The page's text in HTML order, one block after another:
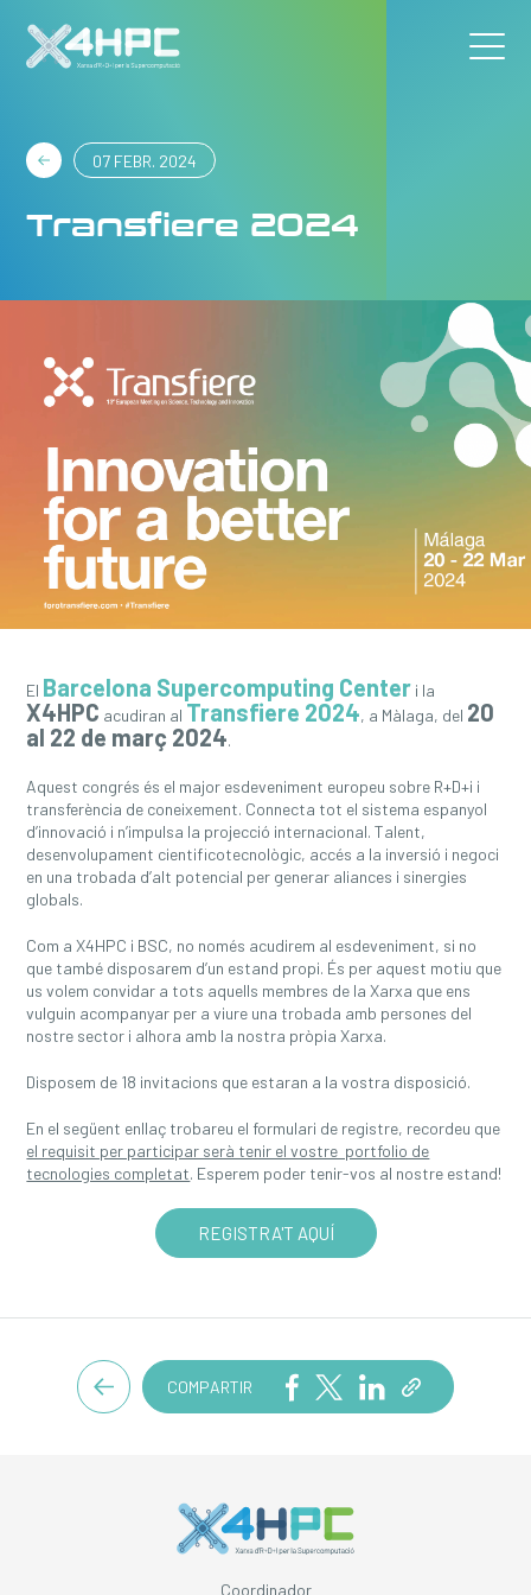
07 FEBR. 2024
Transfiere 2024
El Barcelona Supercomputing Center i la
X4HPC acudiran al Transfiere 2024, a Màlaga, del 20
al 22 de març 2024.
Aquest congrés és el major esdeveniment europeu sobre R+D+i i
transferència de coneixement. Connecta tot el sistema espanyol
d’innovació i n’impulsa la projecció internacional. Talent,
desenvolupament cientificotecnològic, accés a la inversió i negoci
en una trobada d’alt potencial per generar aliances i sinergies
globals.
Com a X4HPC i BSC, no només acudirem al esdeveniment, si no
que també disposarem d’un estand propi. És per aquest motiu que
us volem convidar a tots aquells membres de la Xarxa que ens
vulguin acompanyar per a viure una trobada amb persones del
nostre sector i alhora amb la nostra pròpia Xarxa.
Disposem de 18 invitacions que estaran a la vostra disposició.
En el següent enllaç trobareu el formulari de registre, recordeu que
el requisit per participar serà tenir el vostre portfolio de
tecnologies completat. Esperem poder tenir-vos al nostre estand!
REGISTRA'T AQUÍ
COMPARTIR
Coordinador